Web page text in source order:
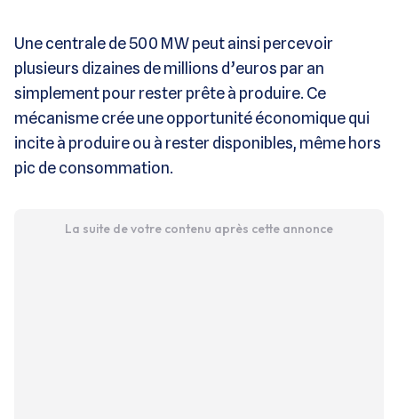
Une centrale de 500 MW peut ainsi percevoir
plusieurs dizaines de millions d’euros par an
simplement pour rester prête à produire. Ce
mécanisme crée une opportunité économique qui
incite à produire ou à rester disponibles, même hors
pic de consommation.
La suite de votre contenu après cette annonce